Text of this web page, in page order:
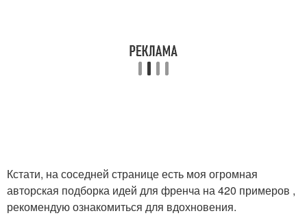
Кстати, на соседней странице есть моя огромная
авторская подборка идей для френча на 420 примеров ,
рекомендую ознакомиться для вдохновения.